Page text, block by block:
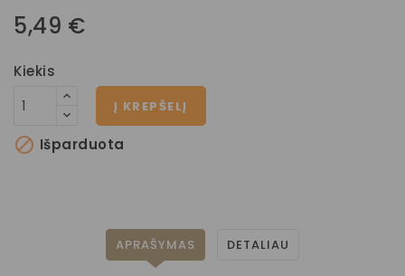
5,49 €
Kiekis
Į KREPŠELĮ
 Išparduota
APRAŠYMAS DETALIAU